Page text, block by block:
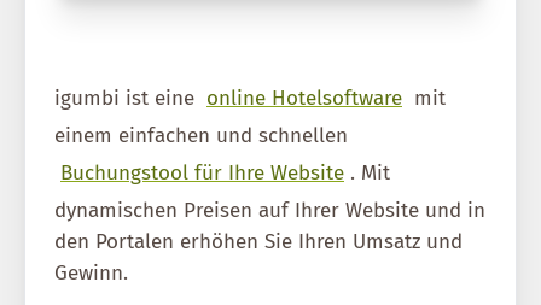
igumbi ist eine online Hotelsoftware mit
einem einfachen und schnellen
Buchungstool für Ihre Website . Mit
dynamischen Preisen auf Ihrer Website und in
den Portalen erhöhen Sie Ihren Umsatz und
Gewinn.